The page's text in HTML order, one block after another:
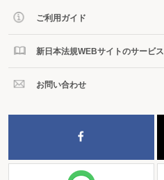
ご利用ガイド
新日本法規WEBサイトのサービス
お問い合わせ